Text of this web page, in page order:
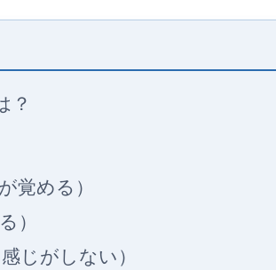
？
覚める）
）
じがしない）